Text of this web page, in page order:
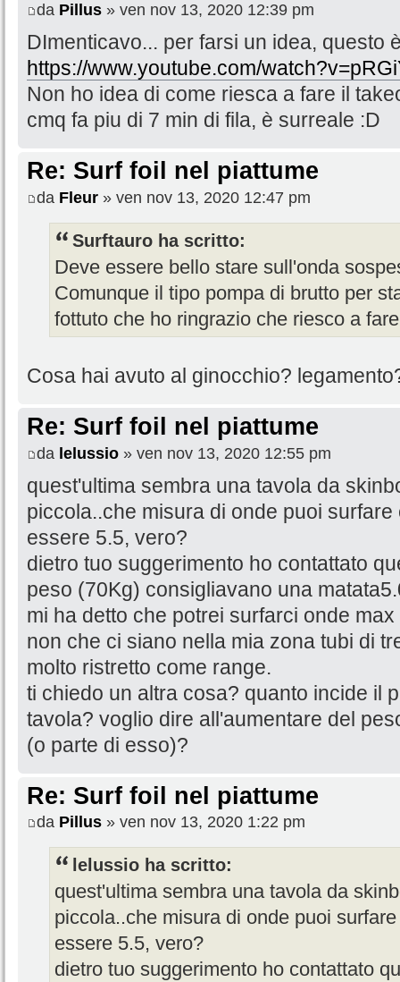
da Pillus » ven nov 13, 2020 12:39 pm
DImenticavo... per farsi un idea, questo
https://www.youtube.com/
Non ho idea di come riesca a fare il
cmq fa piu di 7 min di fila, è surreale :D
Re: Surf foil nel piattume
da Fleur » ven nov 13, 2020 12:47 pm
Surftauro ha scritto:
Deve essere bello stare sull'onda
Comunque il tipo pompa di brutto per
fottuto che ho ringrazio che riesco a
Cosa hai avuto al ginocchio?
Re: Surf foil nel piattume
da lelussio » ven nov 13, 2020 12:55 pm
quest'ultima sembra una tavola da
piccola..che misura di onde puoi
essere 5.5, vero?
dietro tuo suggerimento ho contattato
peso (70Kg) consigliavano una
mi ha detto che potrei surfarci onde
non che ci siano nella mia zona tubi di
molto ristretto come range.
ti chiedo un altra cosa? quanto incide il
tavola? voglio dire all'aumentare del
(o parte di esso)?
Re: Surf foil nel piattume
da Pillus » ven nov 13, 2020 1:22 pm
lelussio ha scritto:
quest'ultima sembra una tavola da
piccola..che misura di onde puoi
essere 5.5, vero?
dietro tuo suggerimento ho contattato